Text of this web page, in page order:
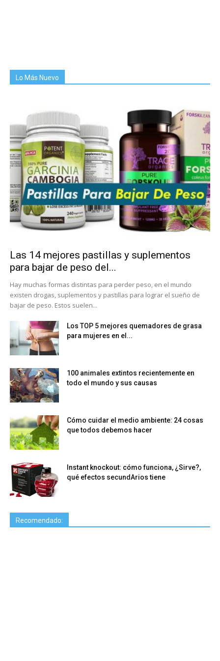
Lo Más Nuevo
Las 14 mejores pastillas y suplementos
para bajar de peso del...
Hay muchas formas distintas para perder peso, en el mundo
existen drogas, suplementos y pastillas para lograr el sueño de
bajar de peso. Estos suelen...
Los TOP 5 mejores quemadores de grasa
para mujeres en el...
100 animales extintos recientemente en
todo el mundo y sus causas
Cómo cuidar el medio ambiente: 24 cosas
que todos debemos hacer
Instant knockout: cómo funciona, ¿Sirve?,
qué efectos secundArios tiene
Recomendado: